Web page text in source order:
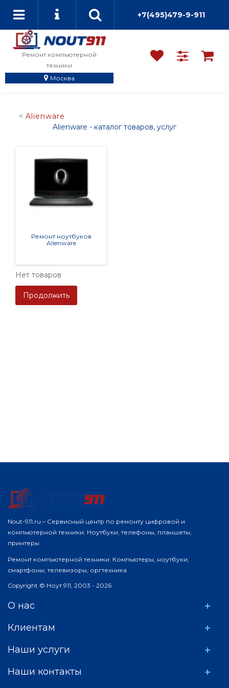
+7(495)479-9-911
Ремонт компьютерной
техники
Москва
Alienware
Alienware - каталог товаров, услуг
Ремонт ноутбуков
Alienware
Нет товаров
Продолжить
Nout-911.ru – Сервисный центр по ремонту цифровой и
компьютерной техники: Ноутбуки, телефоны, планшеты,
принтеры
Ремонт компьютерной техники: Компьютеры, ноутбуки,
смартфоны, телевизоры, оргтехника
Copyright © Ноут 911, 2003 - 2026
О нас
Клиентам
Наши услуги
Наши контакты